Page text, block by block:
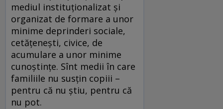
mediul instituționalizat și
organizat de formare a unor
minime deprinderi sociale,
cetățenești, civice, de
acumulare a unor minime
cunoștințe. Sînt medii în care
familiile nu susțin copiii –
pentru că nu știu, pentru că
nu pot.